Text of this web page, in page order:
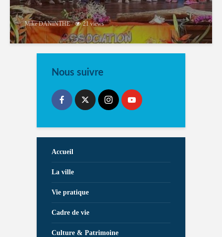
Mike DANINTHE 21 views
Nous suivre
Accueil
La ville
Vie pratique
Cadre de vie
Culture & Patrimoine